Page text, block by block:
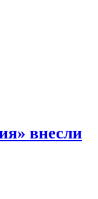
внесли